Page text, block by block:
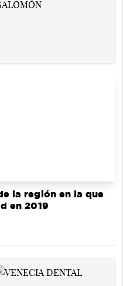
la región en la que
en 2019